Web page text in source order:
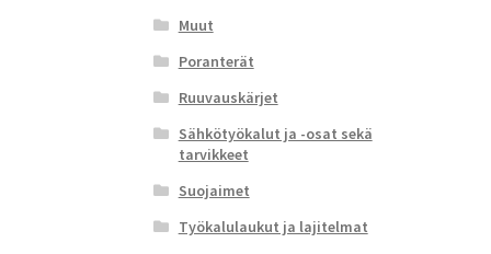
Muut
Poranterät
Ruuvauskärjet
Sähkötyökalut ja -osat sekä
tarvikkeet
Suojaimet
Työkalulaukut ja lajitelmat